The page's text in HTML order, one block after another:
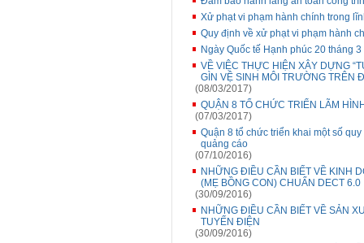
Xử phạt vi phạm hành chính trong
Quy định về xử phạt vi phạm hành
Ngày Quốc tế Hạnh phúc 20 tháng
VỀ VIỆC THỰC HIỆN XÂY DỰNG
GÌN VỆ SINH MÔI TRƯỜNG TRÊN
(08/03/2017)
QUẬN 8 TỔ CHỨC TRIỂN LÃM
(07/03/2017)
Quận 8 tổ chức triển khai một số
quảng cáo
(07/10/2016)
NHỮNG ĐIỀU CẦN BIẾT VỀ KINH
(MẸ BỒNG CON) CHUẨN DECT 6.0
(30/09/2016)
NHỮNG ĐIỀU CẦN BIẾT VỀ SẢN
TUYẾN ĐIỆN
(30/09/2016)